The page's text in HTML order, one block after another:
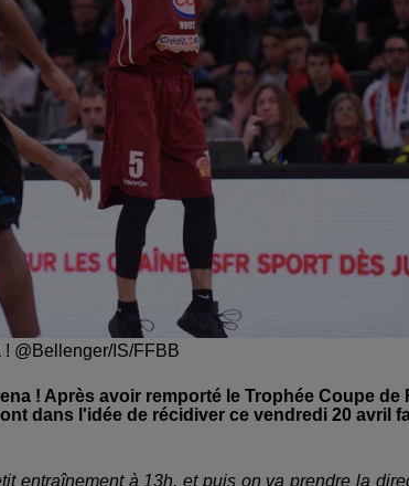
@Bellenger/IS/FFBB
! Après avoir remporté le Trophée Coupe de
dans l'idée de récidiver ce vendredi 20 avril
entraînement à 13h, et puis on va prendre la